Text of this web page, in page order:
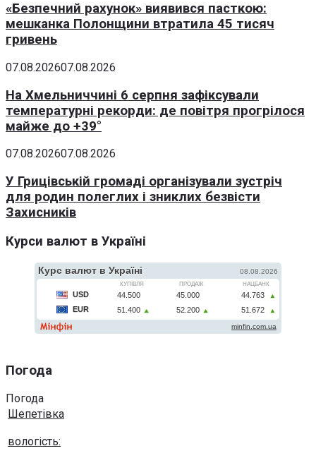
«Безпечний рахунок» виявився пасткою:
мешканка Полонщини втратила 45 тисяч
гривень
07.08.202607.08.2026
На Хмельниччині 6 серпня зафіксували
температурні рекорди: де повітря прогрілося
майже до +39°
07.08.202607.08.2026
У Грицівській громаді організували зустріч
для родин полеглих і зниклих безвісти
Захисників
Курси валют в Україні
Погода
Погода
Шепетівка
вологість: